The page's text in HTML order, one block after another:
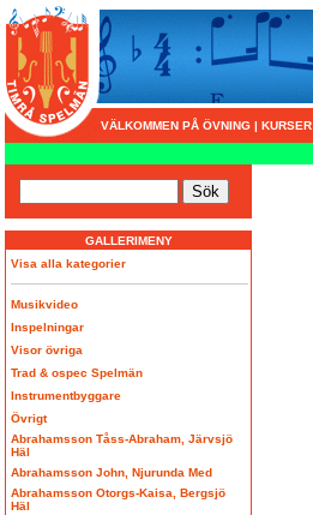
VÄLKOMMEN PÅ ÖVNING | KURSER
GALLERIMENY
Visa alla kategorier
Musikvideo
Inspelningar
Visor övriga
Trad & ospec Spelmän
Instrumentbyggare
Övrigt
Abrahamsson Tåss-Abraham, Järvsjö
Häl
Abrahamsson John, Njurunda Med
Abrahamsson Otorgs-Kaisa, Bergsjö
Häl